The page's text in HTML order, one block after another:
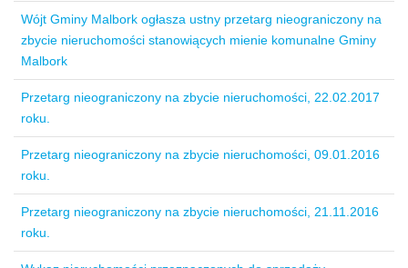
Wójt Gminy Malbork ogłasza ustny przetarg nieograniczony na
zbycie nieruchomości stanowiących mienie komunalne Gminy
Malbork
Przetarg nieograniczony na zbycie nieruchomości, 22.02.2017
roku.
Przetarg nieograniczony na zbycie nieruchomości, 09.01.2016
roku.
Przetarg nieograniczony na zbycie nieruchomości, 21.11.2016
roku.